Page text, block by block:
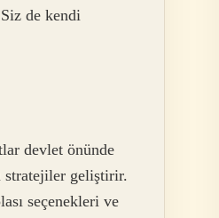
de kendi
devlet önünde
geliştirir.
seçenekleri ve